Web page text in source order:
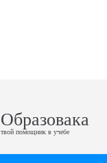
Образовака
твой помощник в учебе